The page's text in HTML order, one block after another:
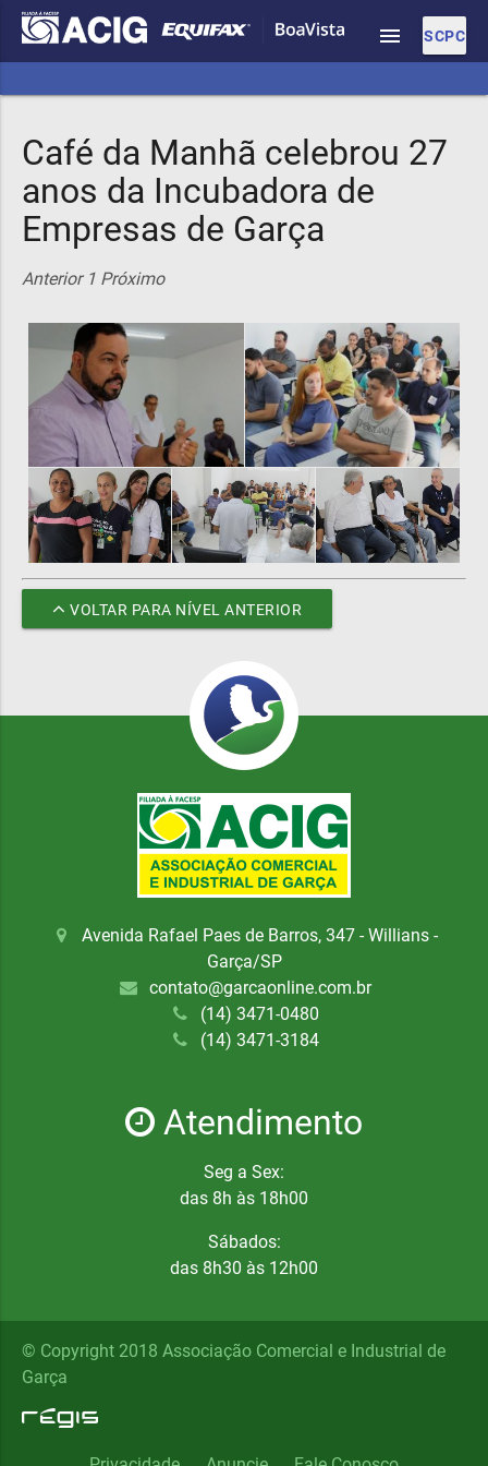
SCPC
menu
Café da Manhã celebrou 27
anos da Incubadora de
Empresas de Garça
Anterior 1 Próximo
VOLTAR PARA NÍVEL ANTERIOR
Avenida Rafael Paes de Barros, 347 - Willians -
Garça/SP
contato@garcaonline.com.br
(14) 3471-0480
(14) 3471-3184
Atendimento
Seg a Sex:
das 8h às 18h00
Sábados:
das 8h30 às 12h00
© Copyright 2018 Associação Comercial e Industrial de
Garça